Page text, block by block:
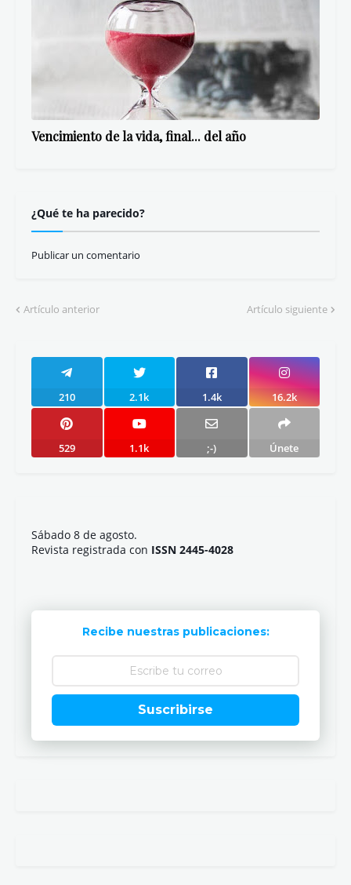
Vencimiento de la vida, final... del año
¿Qué te ha parecido?
Publicar un comentario
Artículo anterior Artículo siguiente
210 2.1k 1.4k 16.2k
529 1.1k ;-) Únete
Sábado 8 de agosto.
Revista registrada con ISSN 2445-4028
Recibe nuestras publicaciones:
Suscribirse